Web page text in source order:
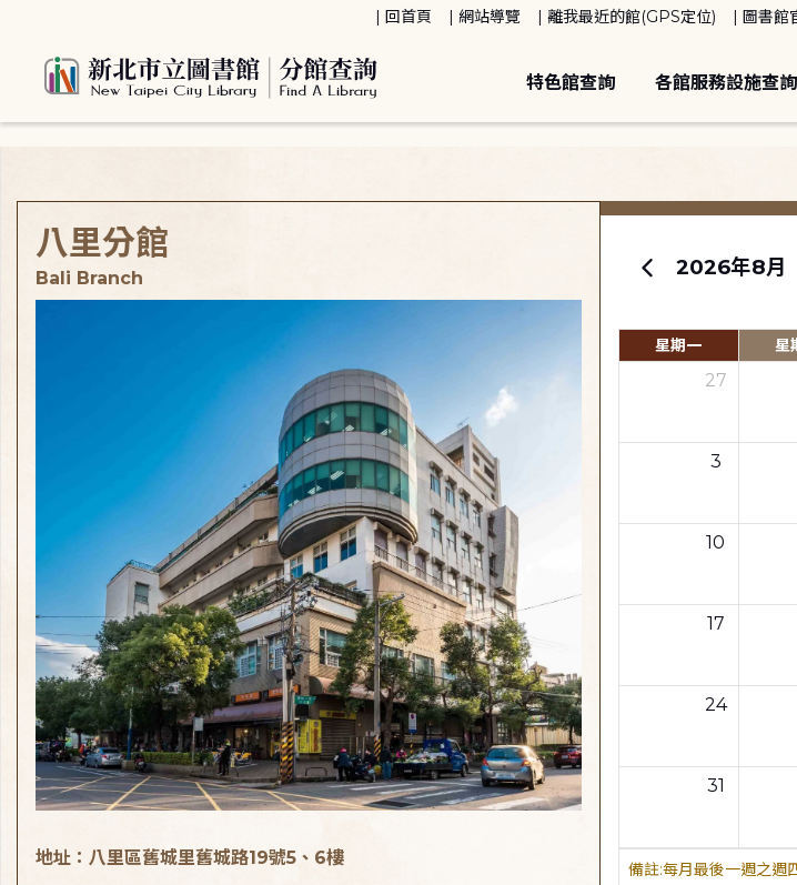
回首頁 網站導覽 離我最近的館(GPS定位) 圖書館
特色館查詢 各館服務設施查詢
2026年8月
星期一 星
27
3
10
17
24
31
每月最後一週之週
八里分館
Bali Branch
地址：八里區舊城里舊城路19號5、6樓